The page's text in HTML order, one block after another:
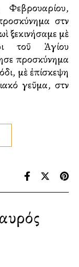
στὴν
ξεκινήσαμε μὲ
τοῦ Ἁγίου
προσκύνημα
μὲ ἐπίσκεψη
γεῦμα, στὴν